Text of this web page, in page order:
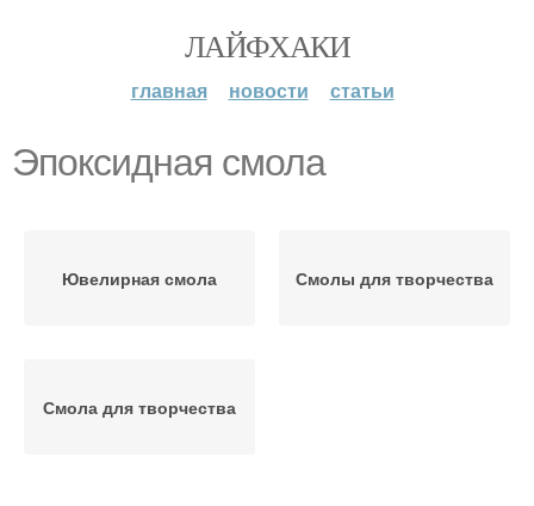
ЛАЙФХАКИ
главная новости статьи
Эпоксидная смола
Ювелирная смола Смолы для творчества
Смола для творчества